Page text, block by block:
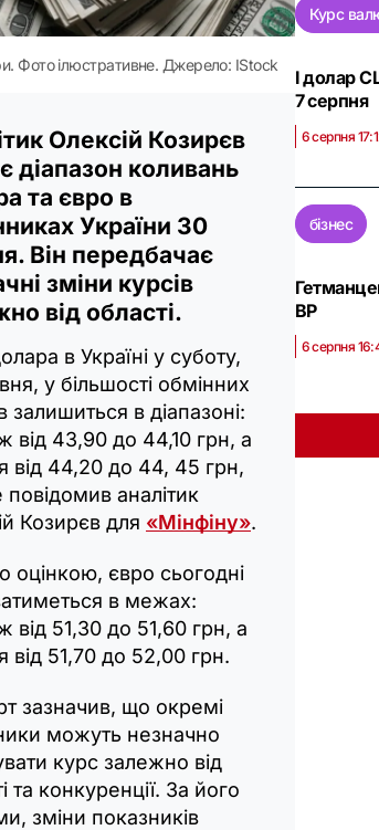
Фото ілюстративне. Джерело: IStock
Олексій Козирєв
діапазон коливань
та євро в
України 30
Він передбачає
зміни курсів
від області.
в Україні у суботу,
у більшості обмінних
залишиться в діапазоні:
від 43,90 до 44,10 грн, а
від 44,20 до 44, 45 грн,
аналітик
Козирєв для «Мінфіну».
оцінкою, євро сьогодні
в межах:
від 51,30 до 51,60 грн, а
від 51,70 до 52,00 грн.
зазначив, що окремі
можуть незначно
курс залежно від
та конкуренції. За його
зміни показників
Курс
І долар
7 серпня
6 серпня
бізнес
ВР
6 серпня